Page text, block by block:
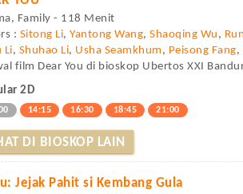
Family - 118 Menit
: Sitong Li,Yantong Wang,Shaoqing Wu ,
Li, Shuhao Li, Usha Seamkhum , Peisong Fang,
film Dear You di bioskop Ubertos XXI
2D
14:15 16:30 18:45 21:00
DI BIOSKOP LAIN
Jejak Pahit si Kembang Gula